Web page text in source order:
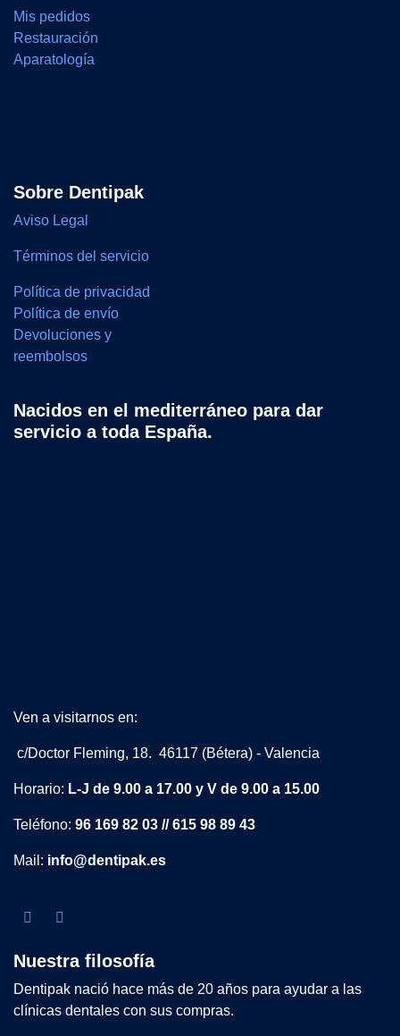
Mis pedidos
Restauración
Aparatología
Sobre Dentipak
Aviso Legal
Términos del servicio
Política de privacidad
Política de envío
Devoluciones y
reembolsos
Nacidos en el mediterráneo para dar
servicio a toda España.
Ven a visitarnos en:
c/Doctor Fleming, 18. 46117 (Bétera) - Valencia
Horario: L-J de 9.00 a 17.00 y V de 9.00 a 15.00
Teléfono: 96 169 82 03 // 615 98 89 43
Mail: info@dentipak.es
Nuestra filosofía
Dentipak nació hace más de 20 años para ayudar a las
clínicas dentales con sus compras.